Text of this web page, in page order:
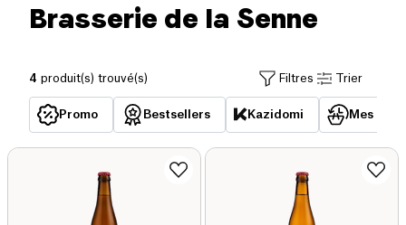
Brasserie de la Senne
4 produit(s) trouvé(s) Filtres Trier
Promo Bestsellers Kazidomi Mes